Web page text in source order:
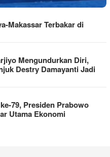
Makassar Terbakar di
Mengundurkan Diri,
Destry Damayanti Jadi
79, Presiden Prabowo
Utama Ekonomi